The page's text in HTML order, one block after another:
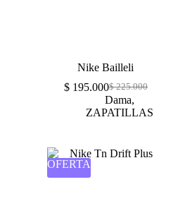
Nike Bailleli
$225.000
$195.000
Dama,
ZAPATILLAS
OFERTA